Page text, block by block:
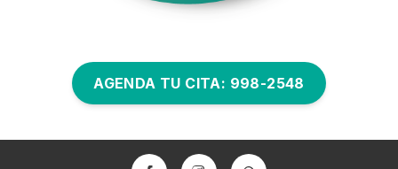
AGENDA TU CITA: 998-2548